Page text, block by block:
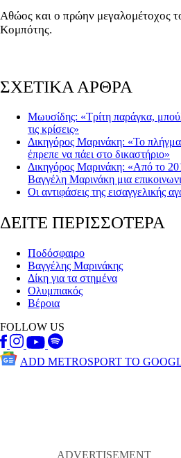
Αθώος και ο πρώην μεγαλομέτοχος
Κομπότης.
ΣΧΕΤΙΚΑ ΑΡΘΡΑ
Μωυσίδης: «Τρίτη παράγκα,
τις κρίσεις»
Δικηγόρος Μαρινάκη: «Το
έπρεπε να πάει στο δικαστήριο»
Δικηγόρος Μαρινάκη: «Από το
Βαγγέλη Μαρινάκη μια
Οι αντιφάσεις της εισαγγελικής
ΔΕΙΤΕ ΠΕΡΙΣΣΟΤΕΡΑ
Ποδόσφαιρο
Βαγγέλης Μαρινάκης
Δίκη για τα στημένα
Ολυμπιακός
Βέροια
FOLLOW US
ADD METROSPORT TO